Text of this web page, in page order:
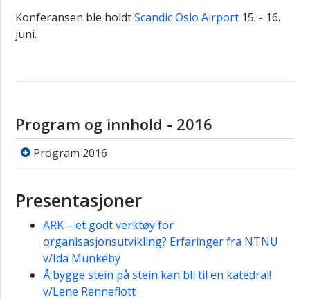
2016
2015
Konferansen ble holdtScandic Oslo Airport 15. - 16.
juni.
Program og innhold - 2016
Program 2016
Program 2016
Presentasjoner
ARK – et godt verktøy for
organisasjonsutvikling? Erfaringer fra NTNU
v/Ida Munkeby
Å bygge stein på stein kan bli til en katedral!
v/Lene Renneflott